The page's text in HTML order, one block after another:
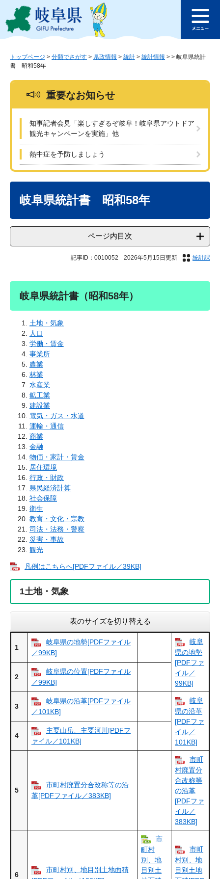
ジ
ュ
このページの本文へ
ュ
トップページ > 分類でさがす > 県政情報 > 統計 > 統計情報 > > 岐阜県統計
書 昭和58年
重要なお知らせ
知事記者会見「楽しすぎるぞ岐阜！岐阜県アウトドア
観光キャンペーンを実施」他
熱中症を予防しましょう
岐阜県統計書 昭和58年
ページ内目次
記事ID：0010052 2026年5月15日更新 統計課
岐阜県統計書（昭和58年）
土地・気象
人口
労働・賃金
事業所
農業
林業
水産業
鉱工業
建設業
電気・ガス・水道
運輸・通信
商業
金融
物価・家計・賃金
居住環境
行政・財政
県民経済計算
社会保障
衛生
教育・文化・宗教
司法・法務・警察
災害・事故
観光
凡例はこちらへ[PDFファイル／39KB]
1土地・気象
表のサイズを切り替える
1
岐阜県の地勢[PDFファイル
／99KB]
岐阜
県の地勢
[PDFファ
イル／
99KB]
2
岐阜県の位置[PDFファイル
／99KB]
3
岐阜県の沿革[PDFファイル
／101KB]
岐阜
県の沿革
[PDFファ
イル／
101KB]
4
主要山岳、主要河川[PDFフ
ァイル／101KB]
5
市町村廃置分合改称等の沿
革[PDFファイル／383KB]
市町
村廃置分
合改称等
の沿革
[PDFファ
イル／
383KB]
6
市町村別、地目別土地面積
市
町村
別、地
目別土
市町
村別、地
目別土地